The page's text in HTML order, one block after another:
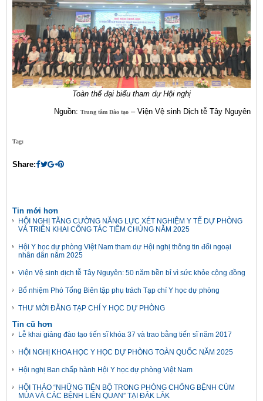
Toàn thể đại biểu tham dự Hội nghị
Nguồn: Trung tâm Đào tạo – Viện Vệ sinh Dịch tễ Tây Nguyên
Tag:
Share:
Tin mới hơn
HỘI NGHỊ TĂNG CƯỜNG NĂNG LỰC XÉT NGHIỆM Y TẾ DỰ PHÒNG
VÀ TRIỂN KHAI CÔNG TÁC TIÊM CHỦNG NĂM 2025
Hội Y học dự phòng Việt Nam tham dự Hội nghị thông tin đối ngoại
nhân dân năm 2025
Viện Vệ sinh dịch tễ Tây Nguyên: 50 năm bền bỉ vì sức khỏe cộng đồng
Bổ nhiệm Phó Tổng Biên tập phụ trách Tạp chí Y học dự phòng
THƯ MỜI ĐĂNG TẠP CHÍ Y HỌC DỰ PHÒNG
Tin cũ hơn
Lễ khai giảng đào tạo tiến sĩ khóa 37 và trao bằng tiến sĩ năm 2017
HỘI NGHỊ KHOA HỌC Y HỌC DỰ PHÒNG TOÀN QUỐC NĂM 2025
Hội nghị Ban chấp hành Hội Y học dự phòng Việt Nam
HỘI THẢO “NHỮNG TIẾN BỘ TRONG PHÒNG CHỐNG BỆNH CÚM
MÙA VÀ CÁC BỆNH LIÊN QUAN” TẠI ĐẮK LẮK